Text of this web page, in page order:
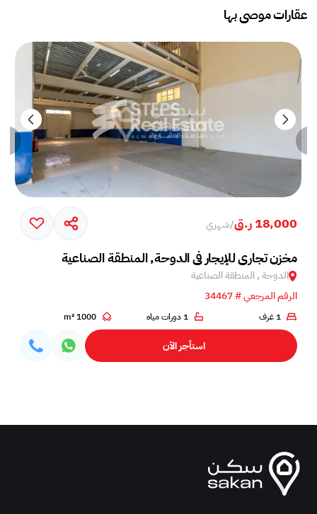
عقارات موصى بها
18,000 ر.ق /شهري
مخزن تجاري للإيجار في الدوحة, المنطقة الصناعية
الدوحة , المنطقة الصناعية
الرقم المرجعي # 34467
1 غرف 1 دورات مياه 1000 m²
استأجر الآن